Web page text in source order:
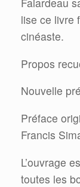
lise ce livre
cinéaste.
Propos
Nouvelle
Préface
Francis
L’ouvrage
toutes les